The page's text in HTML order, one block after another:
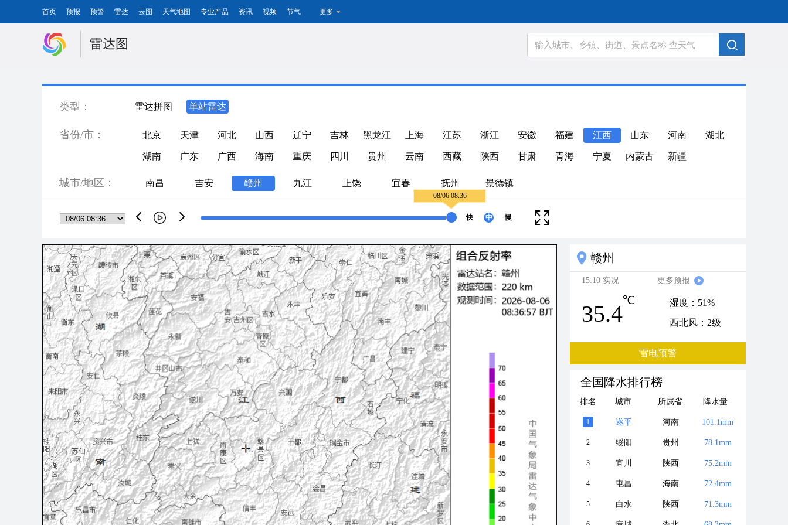
首页 预报 预警 雷达 云图 天气地图 专业产品 资讯 视频 节气 更多
雷达图
类型： 雷达拼图 单站雷达
省份/市： 北京 天津 河北 山西 辽宁 吉林 黑龙江 上海 江苏 浙江 安徽 福建 江西 山东 河南 湖北
湖南 广东 广西 海南 重庆 四川 贵州 云南 西藏 陕西 甘肃 青海 宁夏 内蒙古 新疆
城市/地区： 南昌 吉安 赣州 九江 上饶 宜春 抚州 景德镇
08/06 08:36
赣州
15:10 实况 更多预报
35.4
℃
湿度：51%
西北风：2级
雷电预警
全国降水排行榜
排名 城市 所属省 降水量
1 遂平 河南 101.1mm
2 绥阳 贵州 78.1mm
3 宜川 陕西 75.2mm
4 屯昌 海南 72.4mm
5 白水 陕西 71.3mm